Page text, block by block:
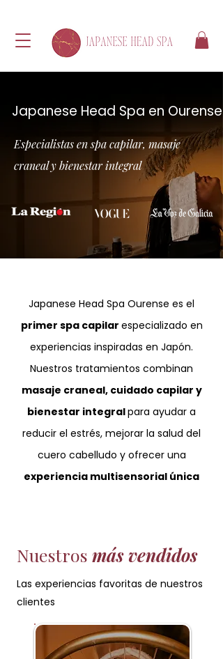
Japanese Head Spa en Ourense
Especialistas en spa capilar, masaje
craneal y bienestar integral
Japanese Head Spa Ourense es el
primer spa capilar especializado en
experiencias inspiradas en Japón.
Nuestros tratamientos combinan
masaje craneal, cuidado capilar y
bienestar integralpara ayudar a
reducir el estrés, mejorar la salud del
cuero cabelludo y ofrecer una
experiencia multisensorial única
Nuestros más vendidos
Las experiencias favoritas de nuestros
clientes